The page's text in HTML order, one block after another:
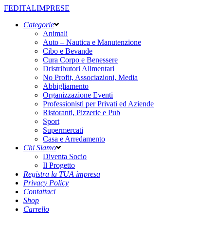
FEDITALIMPRESE
Categorie
Animali
Auto – Nautica e Manutenzione
Cibo e Bevande
Cura Corpo e Benessere
Dristributori Alimentari
No Profit, Associazioni, Media
Abbigliamento
Organizzazione Eventi
Professionisti per Privati ed Aziende
Ristoranti, Pizzerie e Pub
Sport
Supermercati
Casa e Arredamento
Chi Siamo
Diventa Socio
Il Progetto
Registra la TUA impresa
Privacy Policy
Contattaci
Shop
Carrello